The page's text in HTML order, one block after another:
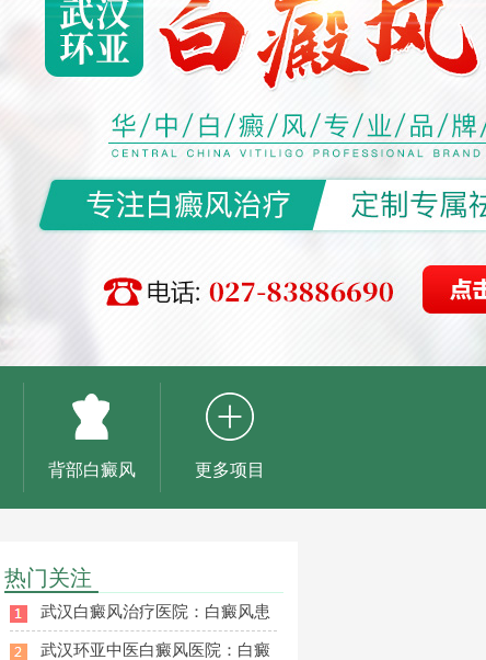
背部白癜风 更多项目
热门关注
武汉白癜风治疗医院：白癜风患
武汉环亚中医白癜风医院：白癜